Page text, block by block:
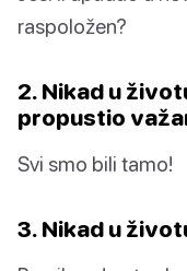
raspoložen?
2. Nikad u
propustio
Svi smo bili tamo!
3. Nikad u